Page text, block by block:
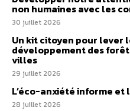
non humaines avec les
30 juillet 2026
Un kit citoyen pour lever
développement des
villes
29 juillet 2026
L’éco-anxiété informe
28 juillet 2026